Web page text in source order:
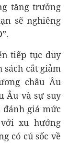
tăng trưởng
sẽ nghiêng
tiếp tục duy
cắt giảm
châu Âu
Âu và sự suy
đánh giá mức
xu hướng
có cú sốc về